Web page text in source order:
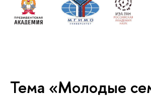
Тема «Молодые